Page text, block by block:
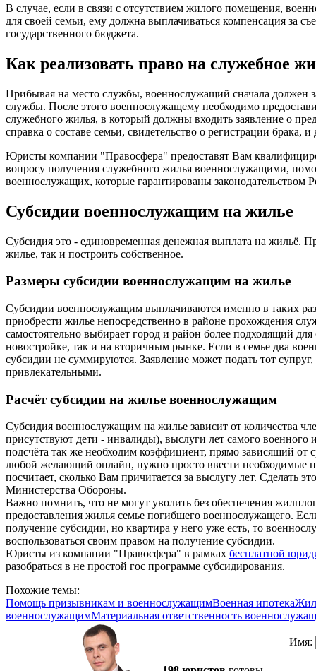
В случае, если в связи с отсутствием жилого помещения,
для своей семьи, ему должна выплачиваться компенсация за
государственного бюджета.
Как реализовать право на служебное
Прибывая на место службы, военнослужащий сначала должен
службы. После этого военнослужащему необходимо
служебного жилья, в который должны входить заявление о
справка о составе семьи, свидетельство о регистрации брака,
Юристы компании "Правосфера" предоставят Вам
вопросу получения служебного жилья военнослужащими,
военнослужащих, которые гарантированы законодательством
Субсидии военнослужащим на жилье
Субсидия это - единовременная денежная выплата на жильё.
жилье, так и построить собственное.
Размеры субсидии военнослужащим на жилье
Субсидии военнослужащим выплачиваются именно в таких
приобрести жилье непосредственно в районе прохождения
самостоятельно выбирает город и район более подходящий
новостройке, так и на вторичным рынке. Если в семье два
субсидии не суммируются. Заявление может подать тот
привлекательными.
Расчёт субсидии на жилье военнослужащим
Субсидия военнослужащим на жилье зависит от количества
присутствуют дети - инвалиды), выслуги лет самого военного
подсчёта так же необходим коэффициент, прямо зависящий от
любой желающий онлайн, нужно просто ввести необходимые
посчитает, сколько Вам причитается за выслугу лет. Сделать
Министерства Обороны.
Важно помнить, что не могут уволить без обеспечения
предоставления жилья семье погибшего военнослужащего.
получение субсидии, но квартира у него уже есть, то
воспользоваться своим правом на получение субсидии.
Юристы из компании "Правосфера" в рамках бесплатной
разобраться в не простой гос программе субсидирования.
Похожие темы:
Помощь призывникам и военнослужащимВоенная ипотека
военнослужащимМатериальная ответственность
Имя: